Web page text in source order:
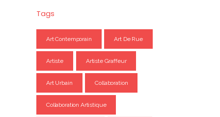
Tags
Art Contemporain Art De Rue
Artiste Artiste Graffeur
Art Urbain Collaboration
Collaboration Artistique